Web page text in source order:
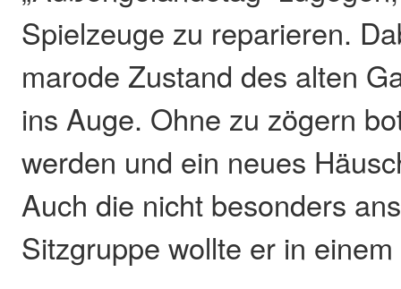
Spielzeuge zu reparieren.
marode Zustand des alten
ins Auge. Ohne zu zögern
werden und ein neues
Auch die nicht besonders
Sitzgruppe wollte er in